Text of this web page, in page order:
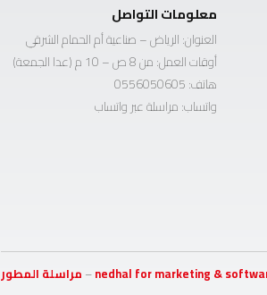
معلومات التواصل
العنوان: الرياض – صناعية أم الحمام الشرقي
أوقات العمل: من 8 ص – 10 م (عدا الجمعة)
هاتف:0556050605
واتساب:مراسلة عبر واتساب
nedhal for marketing &
– مراسلة المطور